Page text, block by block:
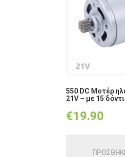
550 DC Μοτέρ
21V – με 15
€19.90